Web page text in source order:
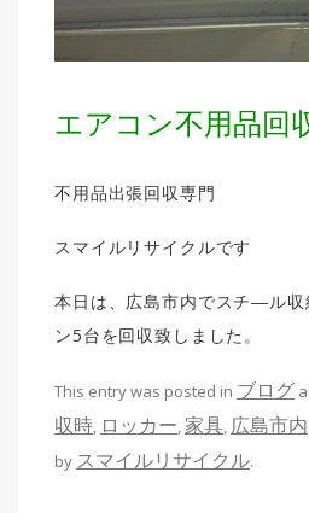
エアコン不用品回
不用品出張回収専門
スマイルリサイクルです
本日は、広島市内でスチ―ル収
ン5台を回収致しました。
This entry was posted in ブログ
収時, ロッカー, 家具, 広島市内
by スマイルリサイクル.